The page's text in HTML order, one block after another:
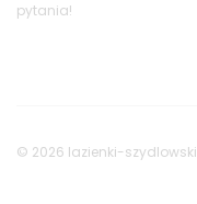
pytania!
© 2026 lazienki-